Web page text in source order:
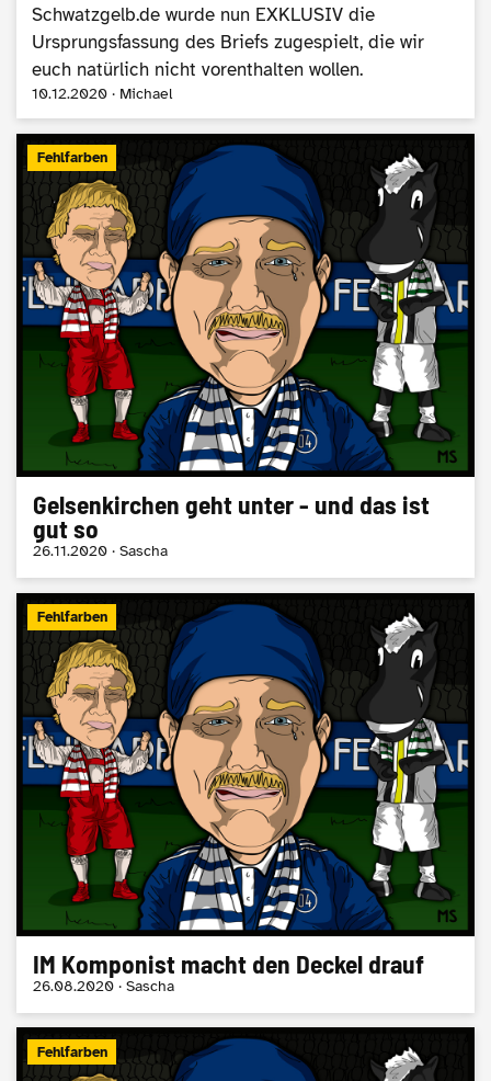
Schwatzgelb.de wurde nun EXKLUSIV die
Ursprungsfassung des Briefs zugespielt, die wir
euch natürlich nicht vorenthalten wollen.
10.12.2020 · Michael
Fehlfarben
Gelsenkirchen geht unter - und das ist
gut so
26.11.2020 · Sascha
Fehlfarben
IM Komponist macht den Deckel drauf
26.08.2020 · Sascha
Fehlfarben